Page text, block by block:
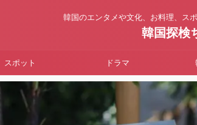
韓国のエンタメや文化、お料理、ス
韓国探検
スポット ドラマ